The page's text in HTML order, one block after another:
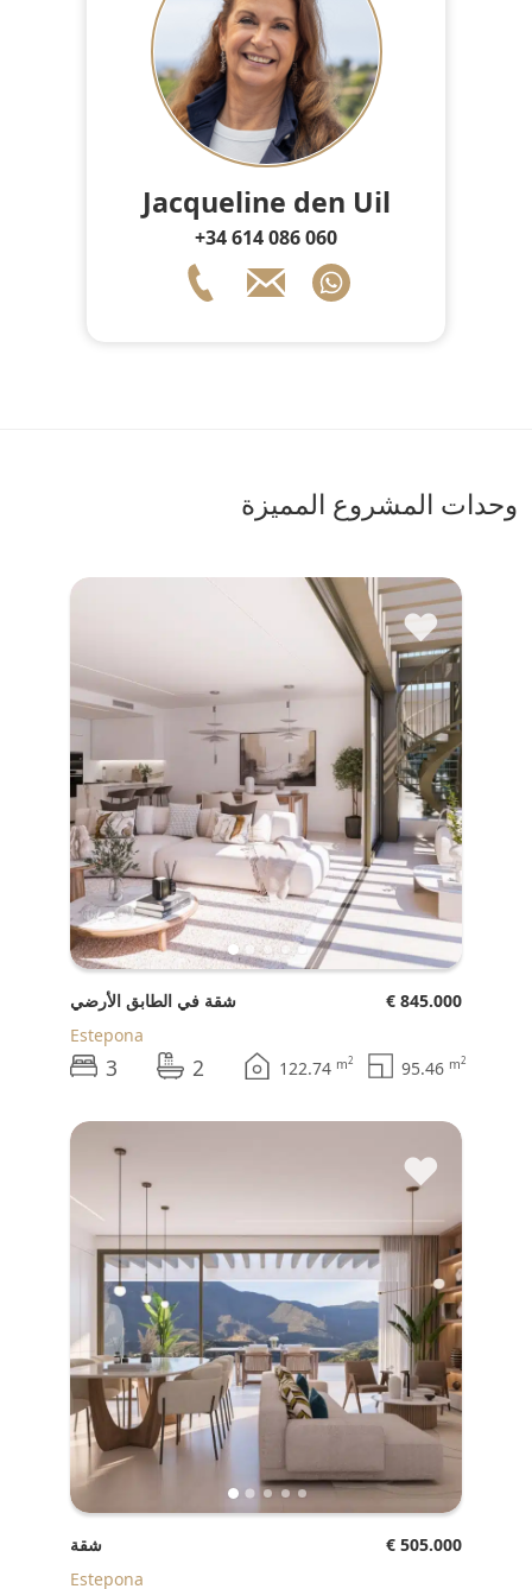
Jacqueline den Uil
+34 614 086 060
وحدات المشروع المميزة
♥
شقة في الطابق الأرضي
€ 845.000
Estepona
3 2 122.74 m2 95.46 m2
♥
شقة
€ 505.000
Estepona